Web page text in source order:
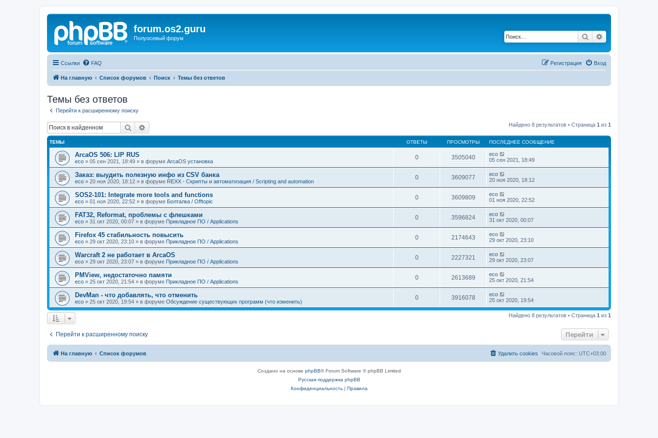
forum.os2.guru
Полуосевый форум Поиск
Ссылки FAQ Вход
Регистрация
На главную Список форумов Поиск Темы без ответов
Темы без ответов
Перейти к расширенному поиску
Поиск Найдено 8 результатов • Страница 1 из 1
ТЕМЫ ОТВЕТЫ ПРОСМОТРЫ ПОСЛЕДНЕЕ СООБЩЕНИЕ
ArcaOS 506: LIP RUS
eco » 05 сен 2021, 18:49 » в форуме ArcaOS установка
0 3505040
eco
05 сен 2021, 18:49
Заказ: выудить полезную инфо из CSV банка
eco » 20 ноя 2020, 18:12 » в форуме REXX - Скрипты и автоматизация / Scripting and automation
0 3609077
eco
20 ноя 2020, 18:12
SOS2-101: Integrate more tools and functions
eco » 01 ноя 2020, 22:52 » в форуме Болталка / Offtopic
0 3609809
eco
01 ноя 2020, 22:52
FAT32, Reformat, проблемы с флешками
eco » 31 окт 2020, 00:07 » в форуме Прикладное ПО / Applications
0 3596824
eco
31 окт 2020, 00:07
Firefox 45 стабильность повысить
eco » 29 окт 2020, 23:10 » в форуме Прикладное ПО / Applications
0 2174643
eco
29 окт 2020, 23:10
Warcraft 2 не работает в ArcaOS
eco » 29 окт 2020, 23:07 » в форуме Прикладное ПО / Applications
0 2227321
eco
29 окт 2020, 23:07
PMView, недостаточно памяти
eco » 25 окт 2020, 21:54 » в форуме Прикладное ПО / Applications
0 2613689
eco
25 окт 2020, 21:54
DevMan - что добавлять, что отменить
eco » 25 окт 2020, 19:54 » в форуме Обсуждение существующих программ (что изменить)
0 3916078
eco
25 окт 2020, 19:54
Найдено 8 результатов • Страница 1 из 1
Перейти к расширенному поиску Перейти
На главную Список форумов Часовой пояс: UTC+03:00
Удалить cookies
Создано на основе phpBB® Forum Software © phpBB Limited
Русская поддержка phpBB
Конфиденциальность| Правила